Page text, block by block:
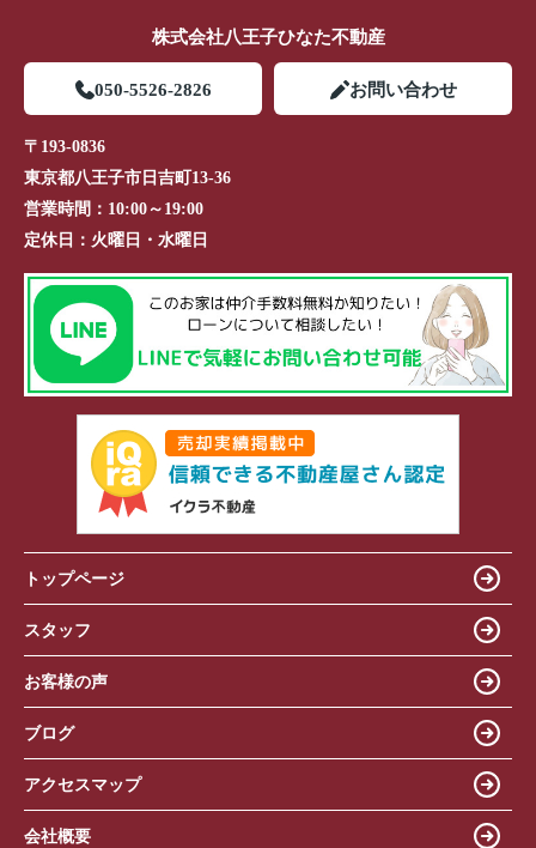
株式会社八王子ひなた不動産
050-5526-2826 お問い合わせ
〒193-0836
東京都八王子市日吉町13-36
営業時間： 10:00～19:00
定休日： 火曜日・水曜日
トップページ
スタッフ
お客様の声
ブログ
アクセスマップ
会社概要